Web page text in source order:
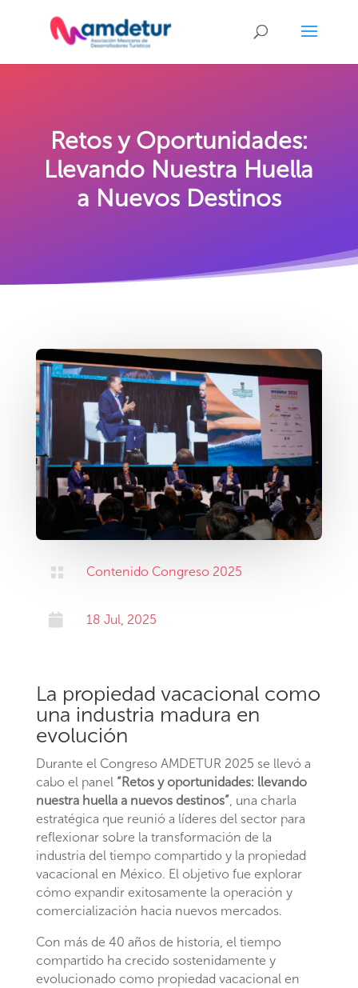
Retos y Oportunidades:
Llevando Nuestra Huella
a Nuevos Destinos
 Contenido Congreso 2025
 18 Jul, 2025
La propiedad vacacional como
una industria madura en
evolución
Durante el Congreso AMDETUR 2025 se llevó a
cabo el panel “Retos y oportunidades: llevando
nuestra huella a nuevos destinos”, una charla
estratégica que reunió a líderes del sector para
reflexionar sobre la transformación de la
industria del tiempo compartido y la propiedad
vacacional en México. El objetivo fue explorar
cómo expandir exitosamente la operación y
comercialización hacia nuevos mercados.
Con más de 40 años de historia, el tiempo
compartido ha crecido sostenidamente y
evolucionado como propiedad vacacional en